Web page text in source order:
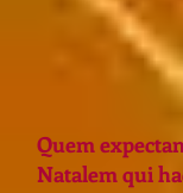
Quem
Natalem qui